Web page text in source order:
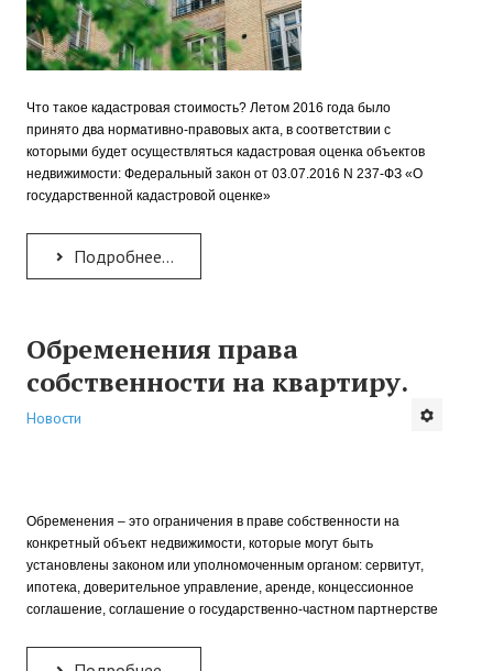
Что такое кадастровая стоимость? Летом 2016 года было
принято два нормативно-правовых акта, в соответствии с
которыми будет осуществляться кадастровая оценка объектов
недвижимости: Федеральный закон от 03.07.2016 N 237-ФЗ «О
государственной кадастровой оценке»
Подробнее...
Обременения права
собственности на квартиру.
Новости
Обременения – это ограничения в праве собственности на
конкретный объект недвижимости, которые могут быть
установлены законом или уполномоченным органом: сервитут,
ипотека, доверительное управление, аренде, концессионное
соглашение, соглашение о государственно-частном партнерстве